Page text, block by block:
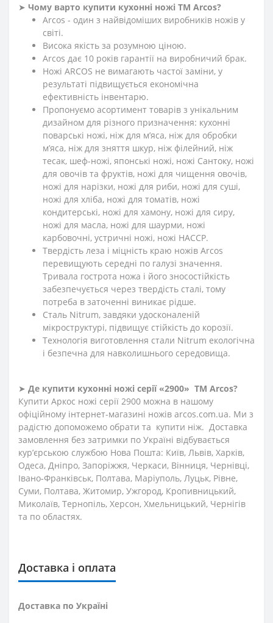
➤ Чому варто купити кухонні ножі ТМ Arcos?
Arcos - один з найвідоміших виробників ножів у
світі.
Висока якість за розумною ціною.
Arcos дає 10 років гарантії на виробничий брак.
Ножі ARCOS не вимагають частої заміни, у
результаті підвищується економічна
ефективність інвентарю.
Пропонуємо асортимент товарів з унікальним
дизайном для різного призначення: кухонні
поварські ножі, ніж для м’яса, ніж для обробки
м’яса, ніж для зняття шкур, ніж філейний, ніж
тесак, шеф-ножі, японські ножі, ножі Сантоку, ножі
для овочів та фруктів, ножі для чищення овочів,
ножі для нарізки, ножі для риби, ножі для суші,
ножі для хліба, ножі для томатів, ножі
кондитерські, ножі для хамону, ножі для сиру,
ножі для масла, ножі для шаурми, ножі
карбовочні, устричні ножі, ножі HACCP.
Твердість леза і міцність краю ножів Arcos
перевищують середні по галузі значення.
Тривала гострота ножа і його зносостійкість
забезпечується через твердість сталі, тому
потреба в заточенні виникає рідше.
Сталь Nitrum, завдяки удосконаленій
мікроструктурі, підвищує стійкість до корозії.
Технологія виготовлення стали Nitrum екологічна
і безпечна для навколишнього середовища.
➤ Де купити кухонні ножі серії «2900» ТМ Arcos?
Купити Аркос ножі серії 2900 можна в нашому
офіційному інтернет-магазині ножів arcos.com.ua. Ми з
радістю допоможемо обрати та купити ніж. Доставка
замовлення без затримки по Україні відбувається
кур’єрською службою Нова Пошта: Київ, Львів, Харків,
Одеса, Дніпро, Запоріжжя, Черкаси, Вінниця, Чернівці,
Івано-Франківськ, Полтава, Маріуполь, Луцьк, Рівне,
Суми, Полтава, Житомир, Ужгород, Кропивницький,
Миколаїв, Тернопіль, Херсон, Хмельницький, Чернігів
та по областях.
Доставка і оплата
Доставка по Україні